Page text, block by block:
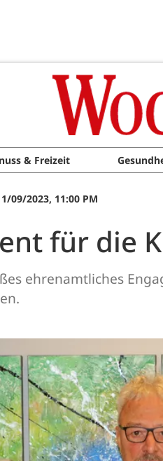
& Freizeit
09/2023, 11:00 PM
für die
ehrenamtliches